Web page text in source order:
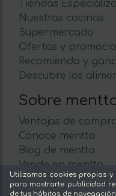
Tiendas
Nuestras cocinas
Supermercado
Ofertas y
Recomienda y
Descubre los
Sobre
Ventajas de
Conoce mentta
Blog de mentta
Vende en mentta
Fidelización
Preguntas
Utilizamos cookies propias
para mostrarte publicidad
de tus hábitos de